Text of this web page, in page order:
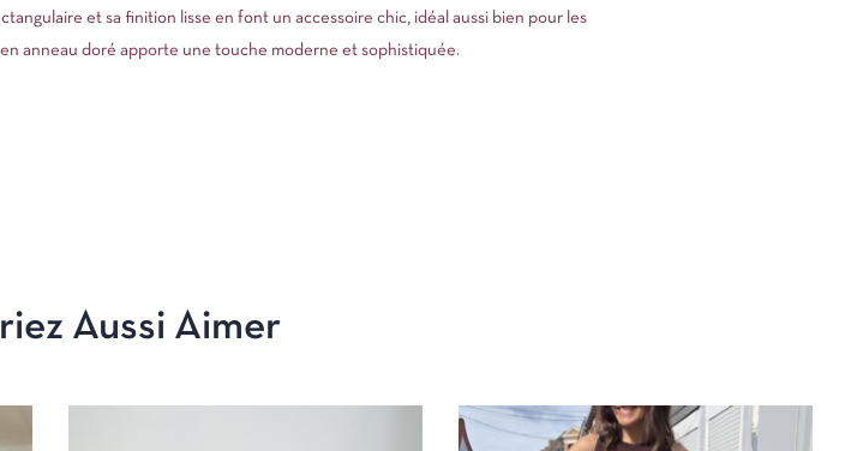
et sa finition lisse en font un accessoire chic, idéal aussi bien pour les
anneau doré apporte une touche moderne et sophistiquée.
Aussi Aimer